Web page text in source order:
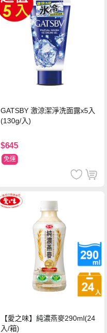
GATSBY 激涼潔淨洗面露x5入
(130g/入)
$645
免運
【愛之味】純濃燕麥290ml(24
入/箱)